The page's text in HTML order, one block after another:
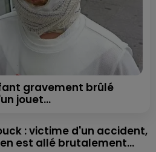
gravement brûlé
jouet...
: victime d'un accident,
est allé brutalement...